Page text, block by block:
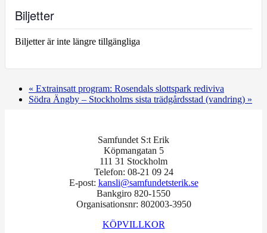
Biljetter
Biljetter är inte längre tillgängliga
« Extrainsatt program: Rosendals slottspark rediviva
Södra Ängby ‒ Stockholms sista trädgårdsstad (vandring) »
Samfundet S:t Erik
Köpmangatan 5
111 31 Stockholm
Telefon: 08-21 09 24
E-post: kansli@samfundetsterik.se
Bankgiro 820-1550
Organisationsnr: 802003-3950
KÖPVILLKOR